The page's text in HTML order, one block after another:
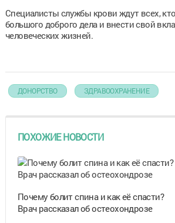
Специалисты службы крови ждут всех,
большого доброго дела и внести свой
человеческих жизней.
ДОНОРСТВО ЗДРАВООХРАНЕНИЕ
ПОХОЖИЕ НОВОСТИ
Почему болит спина и как её спасти?
Врач рассказал об остеохондрозе